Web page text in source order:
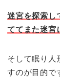
迷宮を探索し
ててまた迷宮
そして眠り人
すのが目的で